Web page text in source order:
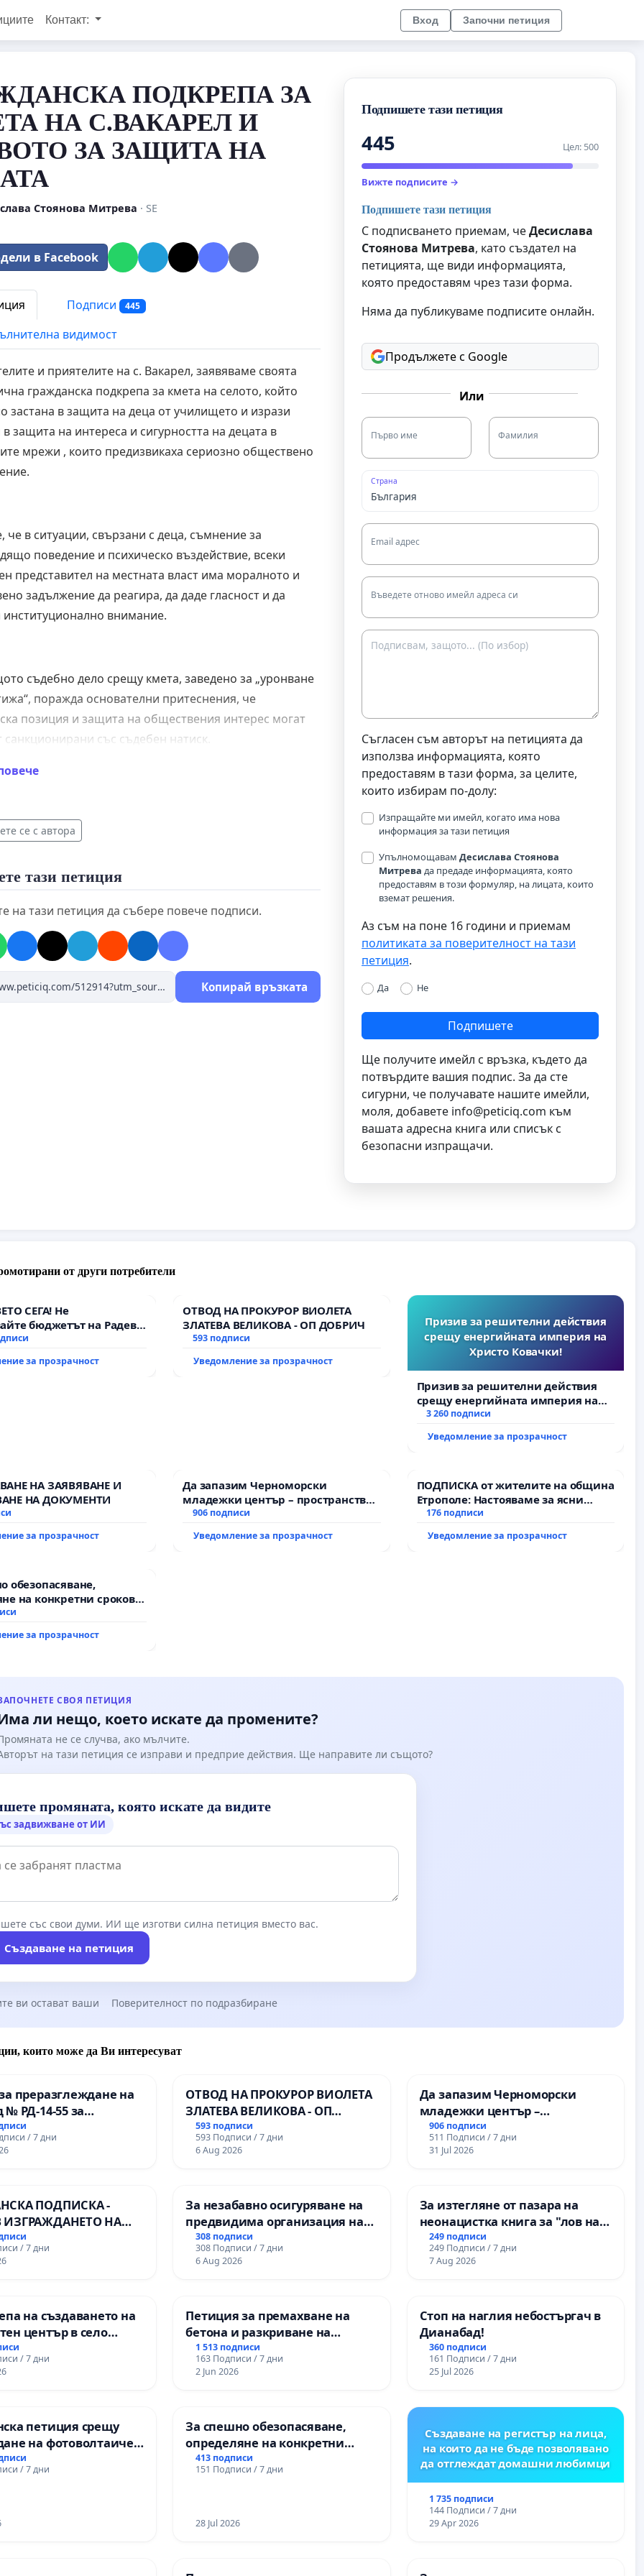
Контакт: Вход Започни петиция
ПОДКРЕПА ЗА
НА С.ВАКАРЕЛ И
ЗА ЗАЩИТА НА
Стоянова Митрева · SE
в Facebook
Подписи 445
видимост
и приятелите на с. Вакарел, заявяваме своята
гражданска подкрепа за кмета на селото, който
застана в защита на деца от училището и изрази
защита на интереса и сигурността на децата в
мрежи , които предизвикаха сериозно обществено
че в ситуации, свързани с деца, съмнение за
поведение и психическо въздействие, всеки
представител на местната власт има моралното и
задължение да реагира, да даде гласност и да
институционално внимание.
съдебно дело срещу кмета, заведено за „уронване
поражда основателни притеснения, че
позиция и защита на обществения интерес могат
санкционирани със съдебен натиск.
на децата и общността;
над личния престиж;
че общественият диалог и сигнализирането не
да бъдат наказвани, когато са водени от грижа и
се с автора
тази петиция
на тази петиция да събере повече подписи.
Копирай връзката
Подпишете тази петиция
445 Цел: 500
Вижте подписите →
Подпишете тази петиция
С подписването приемам, чеДесислава
Стоянова Митрева, като създател на
петицията, ще види информацията,
която предоставям чрез тази форма.
Няма да публикуваме подписите онлайн.
Продължете с Google
Или
Първо име Фамилия
Страна
Email адрес
Въведете отново имейл адреса си
Съгласен съм авторът на петицията да
използва информацията, която
предоставям в тази форма, за целите,
които избирам по-долу:
Изпращайте ми имейл, когато има нова
информация за тази петиция
Упълномощавам Десислава Стоянова
Митрева да предаде информацията, която
предоставям в този формуляр, на лицата, които
вземат решения.
Аз съм на поне 16 години и приемам
политиката за поверителност на тази
петиция.
Да Не
Подпишете
Ще получите имейл с връзка, където да
потвърдите вашия подпис. За да сте
сигурни, че получавате нашите имейли,
моля, добавете info@peticiq.com към
вашата адресна книга или списък с
безопасни изпращачи.
от други потребители
СЕГА! Не
бюджетът на Радев
парите и правата ни в
за прозрачност
ОТВОД НА ПРОКУРОР ВИОЛЕТА
ЗЛАТЕВА ВЕЛИКОВА - ОП ДОБРИЧ
593 подписи
Уведомление за прозрачност
Призив за решителни действия
срещу енергийната империя на
Христо Ковачки!
Призив за решителни действия
срещу енергийната империя на
Христо Ковачки!
3 260 подписи
Уведомление за прозрачност
НА ЗАЯВЯВАНЕ И
НА ДОКУМЕНТИ
за прозрачност
Да запазим Черноморски
младежки център – пространство
за младите на Варна
906 подписи
Уведомление за прозрачност
ПОДПИСКА от жителите на община
Етрополе: Настояваме за ясни
гаранции от “Елаците-МЕД” АД и от
всички екологични норми!
176 подписи
Уведомление за прозрачност
обезопасяване,
на конкретни срокове
на цялостна
път между пътен
за прозрачност
СВОЯ ПЕТИЦИЯ
ли нещо, което искате да промените?
не се случва, ако мълчите.
на тази петиция се изправи и предприе действия. Ще направите ли същото?
промяната, която искате да видите
задвижване от ИИ
със свои думи. ИИ ще изготви силна петиция вместо вас.
Създаване на петиция
ви остават ваши Поверителност по подразбиране
които може да Ви интересуват
преразглеждане на
№ РД-14-55 за
на
гимназия по
технологии в
/ 7 дни
ОТВОД НА ПРОКУРОР ВИОЛЕТА
ЗЛАТЕВА ВЕЛИКОВА - ОП
ДОБРИЧ
593 подписи
593 Подписи / 7 дни
6 Aug 2026
Да запазим Черноморски
младежки център –
пространство за младите на
Варна
906 подписи
511 Подписи / 7 дни
31 Jul 2026
ПОДПИСКА -
ИЗГРАЖДАНЕТО НА
ЛИНИЯ (ЛИФТ) НА
НА ПРИРОДНА
„ХЪЛМ НА
/ 7 дни
За незабавно осигуряване на
предвидима организация на
учебния процес и гарантиране
на правото на равнопоставено
и качествено образование на
гимназия „
308 подписи
308 Подписи / 7 дни
6 Aug 2026
За изтегляне от пазара на
неонацистка книга за "лов на
педофили" с участието на деца
249 подписи
249 Подписи / 7 дни
7 Aug 2026
на създаването на
център в село
/ 7 дни
Петиция за премахване на
бетона и разкриване на
античното сърце на
Могиланската могила във
Враца
1 513 подписи
163 Подписи / 7 дни
2 Jun 2026
Стоп на наглия небостъргач в
Дианабад!
360 подписи
161 Подписи / 7 дни
25 Jul 2026
петиция срещу
на фотоволтаичен
общ. Радомир
/ 7 дни
За спешно обезопасяване,
определяне на конкретни
срокове и извършване на
цялостна рехабилитация на
Ихтиман - с. Мирово - к.к.
413 подписи
151 Подписи / 7 дни
28 Jul 2026
Създаване на регистър на лица,
на които да не бъде позволявано
да отглеждат домашни любимци
1 735 подписи
144 Подписи / 7 дни
29 Apr 2026